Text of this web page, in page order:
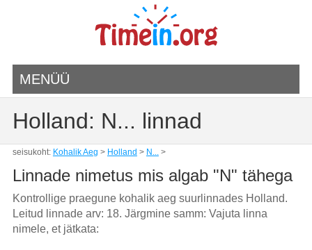
MENÜÜ
Holland: N... linnad
seisukoht: Kohalik Aeg > Holland > N...>
Linnade nimetus mis algab "N" tähega
Kontrollige praegune kohalik aeg suurlinnades Holland.
Leitud linnade arv: 18. Järgmine samm: Vajuta linna
nimele, et jätkata: